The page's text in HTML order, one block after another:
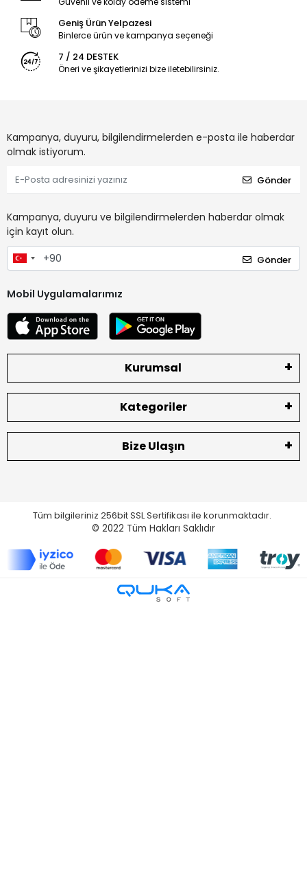
Geniş Ürün Yelpazesi
Binlerce ürün ve kampanya seçeneği
7 / 24 DESTEK
Öneri ve şikayetlerinizi bize iletebilirsiniz.
Kampanya, duyuru, bilgilendirmelerden e-posta ile haberdar
olmak istiyorum.
Gönder
Kampanya, duyuru ve bilgilendirmelerden haberdar olmak
için kayıt olun.
Gönder
Mobil Uygulamalarımız
Kurumsal
Kategoriler
Bize Ulaşın
Tüm bilgileriniz 256bit SSL Sertifikası ile korunmaktadır.
© 2022 Tüm Hakları Saklıdır